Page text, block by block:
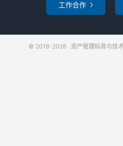
工作合作 
© 2018-2026 资产管理标准与技